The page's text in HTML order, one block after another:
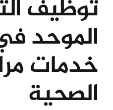
توظيف
الموحد
خدمات
الصحية